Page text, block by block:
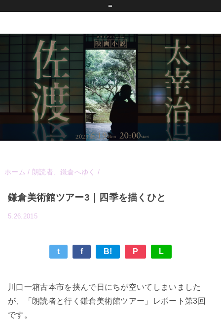
=
ホーム / 朗読者、鎌倉へゆく /
鎌倉美術館ツアー3｜四季を描くひと
5.26.2015
t f B! P L
川口一箱古本市を挟んで日にちが空いてしまいました
が、「朗読者と行く鎌倉美術館ツアー」レポート第3回
です。